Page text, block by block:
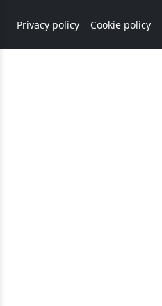
Privacy policy Cookie policy